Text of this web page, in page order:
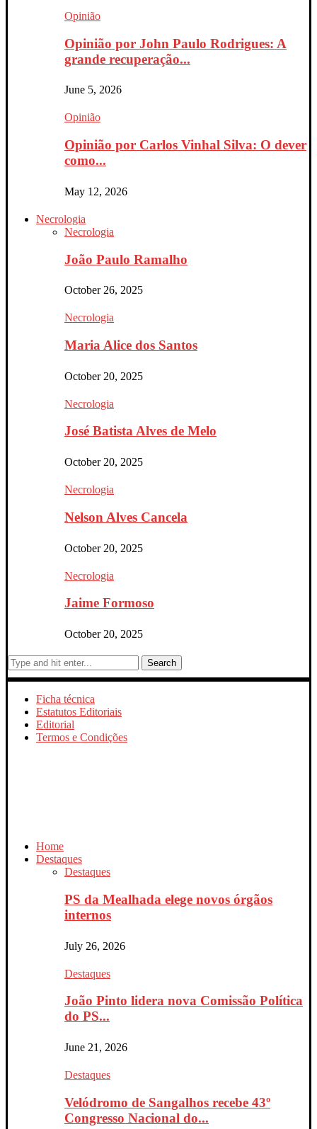
Opinião
Opinião por John Paulo Rodrigues: A
grande recuperação...
June 5, 2026
Opinião
Opinião por Carlos Vinhal Silva: O dever
como...
May 12, 2026
Necrologia
Necrologia
João Paulo Ramalho
October 26, 2025
Necrologia
Maria Alice dos Santos
October 20, 2025
Necrologia
José Batista Alves de Melo
October 20, 2025
Necrologia
Nelson Alves Cancela
October 20, 2025
Necrologia
Jaime Formoso
October 20, 2025
Search
Ficha técnica
Estatutos Editoriais
Editorial
Termos e Condições
Home
Destaques
Destaques
PS da Mealhada elege novos órgãos
internos
July 26, 2026
Destaques
João Pinto lidera nova Comissão Política
do PS...
June 21, 2026
Destaques
Velódromo de Sangalhos recebe 43º
Congresso Nacional do...